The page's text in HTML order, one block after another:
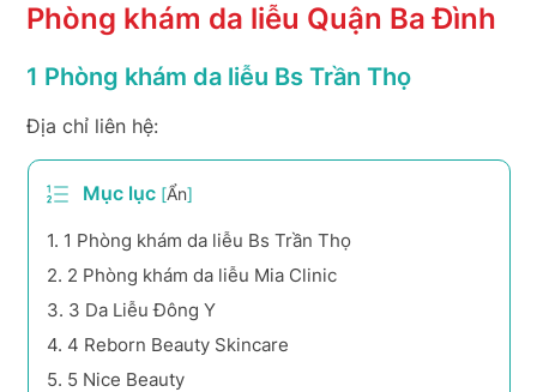
Phòng khám da liễu Quận Ba Đình
1 Phòng khám da liễu Bs Trần Thọ
Địa chỉ liên hệ:
Mục lục [Ẩn]
1. 1 Phòng khám da liễu Bs Trần Thọ
2. 2 Phòng khám da liễu Mia Clinic
3. 3 Da Liễu Đông Y
4. 4 Reborn Beauty Skincare
5. 5 Nice Beauty